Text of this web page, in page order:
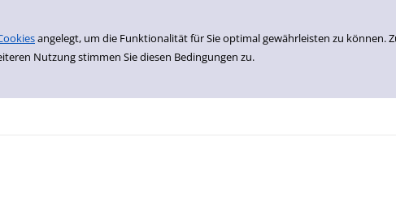
angelegt, um die Funktionalität für Sie optimal gewährleisten zu können.
Nutzung stimmen Sie diesen Bedingungen zu.